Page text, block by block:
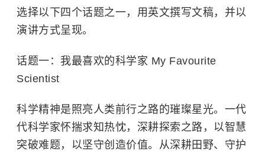
选择以下四个话题之一，用英文撰写文稿，并以
演讲方式呈现。
话题一：我最喜欢的科学家 My Favourite
Scientist
科学精神是照亮人类前行之路的璀璨星光。一代
代科学家怀揣求知热忱，深耕探索之路，以智慧
突破难题，以坚守创造价值。从深耕田野、守护